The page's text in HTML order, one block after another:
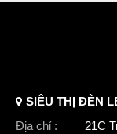
SIÊU THỊ ĐÈN
Địa chỉ :
21C